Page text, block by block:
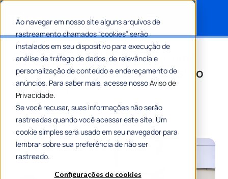
Ao navegar em nosso site alguns arquivos de
rastreamento chamados “cookies” serão
instalados em seu dispositivo para execução de
análise de tráfego de dados, de relevância e
personalização de conteúdo e endereçamento de
anúncios. Para saber mais, acesse nossoAviso de
Privacidade.
Se você recusar, suas informações não serão
rastreadas quando você acessar este site. Um
cookie simples será usado em seu navegador para
lembrar sobre sua preferência de não ser
rastreado.
Configurações de cookies
Educação previdenciária: como
fortalecer a cidadania e a gestão
nos RPPS
Por Equipe Editorial 1Doc
07 Outubro 2025
6 Min De Leitura